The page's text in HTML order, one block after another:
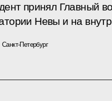
принял Главный
Невы и на
Санкт-Петербург